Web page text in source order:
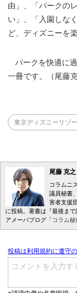
由」、「パークの
い」、「入園しな
ど、ディズニーを
パークを快適に
一冊です。（尾藤克
東京ディズニーリゾ
尾藤 克
コラムニ
議員秘書
害者支援
に投稿。著書は『最後ま
アメーバブログ「コラム